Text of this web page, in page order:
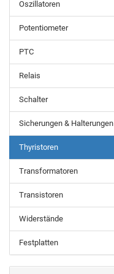
Oszillatoren
Potentiometer
PTC
Relais
Schalter
Sicherungen & Halterungen
Thyristoren
Transformatoren
Transistoren
Widerstände
Festplatten